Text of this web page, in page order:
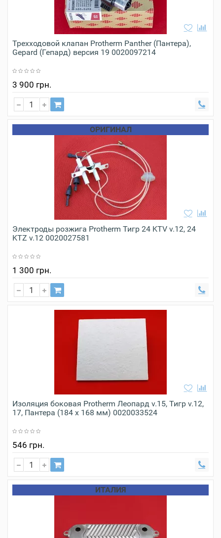
Трехходовой клапан Protherm Panther (Пантера),
Gepard (Гепард) версия 19 0020097214
3 900 грн.
ОРИГИНАЛ
Электроды розжига Protherm Тигр 24 KTV v.12, 24
KTZ v.12 0020027581
1 300 грн.
Изоляция боковая Protherm Леопард v.15, Тигр v.12,
17, Пантера (184 x 168 мм) 0020033524
546 грн.
ИТАЛИЯ